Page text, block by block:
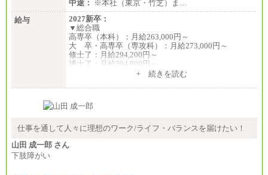
中途：
※本社（東京・竹芝）ま…
給与
2027新卒：
▼総合職
高専卒（本科）：月給263,000円～
大 卒・高専卒（専攻科）：月給273,000円～
修士了：月給294,200円～
博士了：月給304,800円～
で、それらを入社後の実業務において発揮できると
することがあります
▼アソシエイト職
+ 続きを読む
仕事を通して人々に理想のワーク/ライフ・バランスを届けたい！
山田 成一郎 さん
下肢障がい